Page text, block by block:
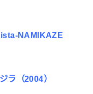
NAMIKAZE
ラ（2004）